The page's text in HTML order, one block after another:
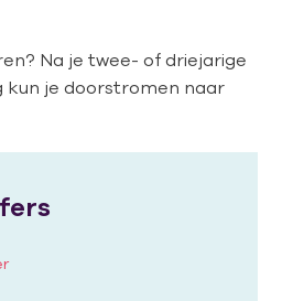
Na je twee- of driejarige
kun je doorstromen naar